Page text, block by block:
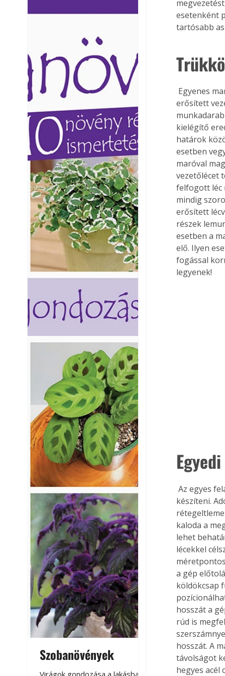
Ezermester
Laptapir kényelmes
mert: – t
Szobanövények
Virágoskert:
teraszon,
esetenként
tartósabb
erősített
kielégítő
határok
esetben
maróval
vezetőlécet
felfogott léc
mindig
erősített
részek
esetben a
elő. Ilyen
fogással
legyenek!
Az egyes feladatok pontos kivitelezéséhez gyakorta saját segédeszközöket célszerű
készíteni.
kaloda a
lehet
lécekkel
a gép
köldökcsap
hosszát a
rúd is
hosszát. A
távolságot
hegyes acél